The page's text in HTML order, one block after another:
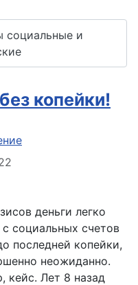
социальные и
копейки!
деньги легко
социальных счетов
последней копейки,
неожиданно.
кейс. Лет 8 назад